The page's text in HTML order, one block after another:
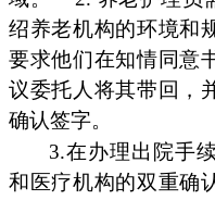
绍养老机构的环境和
要求他们在知情同意
议委托人将其带回，
确认签字。
3.在办理出院手
和医疗机构的双重确